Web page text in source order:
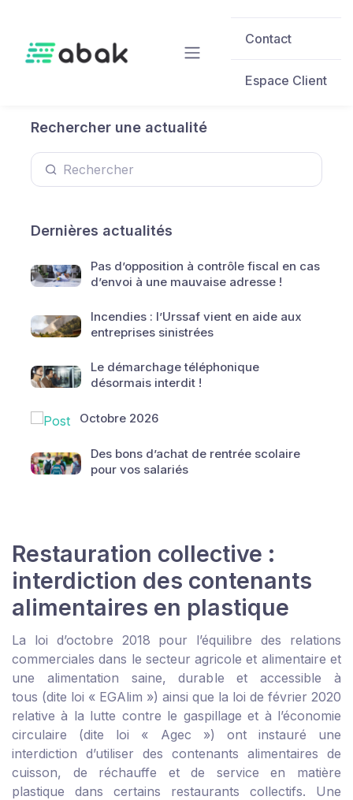
Contact
Espace Client
Rechercher une actualité
Dernières actualités
Pas d’opposition à contrôle fiscal en cas
d’envoi à une mauvaise adresse !
Incendies : l’Urssaf vient en aide aux
entreprises sinistrées
Le démarchage téléphonique
désormais interdit !
Octobre 2026
Des bons d’achat de rentrée scolaire
pour vos salariés
Restauration collective :
interdiction des contenants
alimentaires en plastique
La loi d’octobre 2018 pour l’équilibre des relations
commerciales dans le secteur agricole et alimentaire et
une alimentation saine, durable et accessible à
tous (dite loi « EGAlim ») ainsi que la loi de février 2020
relative à la lutte contre le gaspillage et à l’économie
circulaire (dite loi « Agec ») ont instauré une
interdiction d’utiliser des contenants alimentaires de
cuisson, de réchauffe et de service en matière
plastique dans certains restaurants collectifs. Une